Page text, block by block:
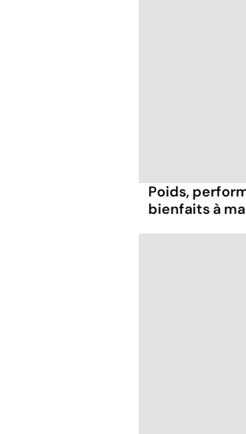
Poids,
bienfaits à